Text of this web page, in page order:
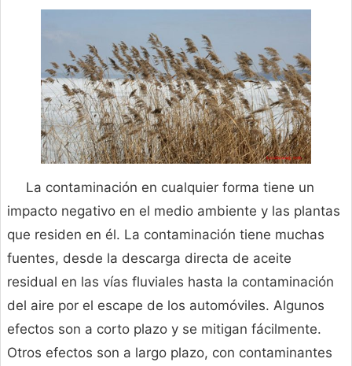
La contaminación en cualquier forma tiene un
impacto negativo en el medio ambiente y las plantas
que residen en él. La contaminación tiene muchas
fuentes, desde la descarga directa de aceite
residual en las vías fluviales hasta la contaminación
del aire por el escape de los automóviles. Algunos
efectos son a corto plazo y se mitigan fácilmente.
Otros efectos son a largo plazo, con contaminantes